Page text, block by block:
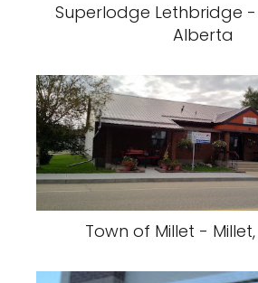
Superlodge Lethbridge
Alberta
Town of Millet -